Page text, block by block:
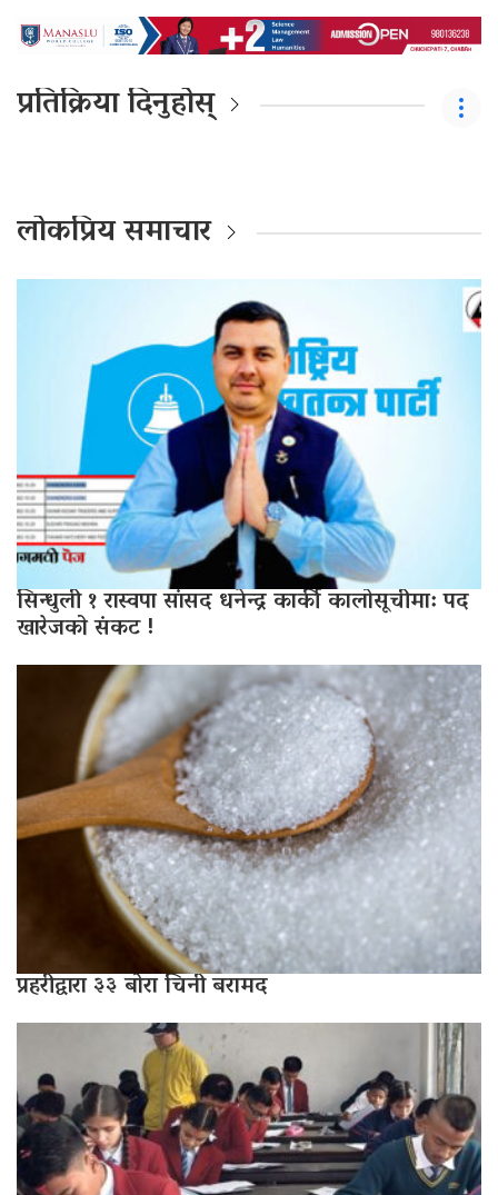
प्रतिक्रिया दिनुहोस्
लोकप्रिय समाचार
सिन्धुली १ रास्वपा सांसद धनेन्द्र कार्की कालोसूचीमा: पद
खारेजको संकट !
प्रहरीद्वारा ३३ बोरा चिनी बरामद